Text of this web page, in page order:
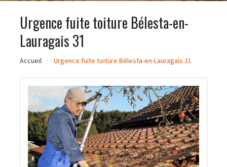
Urgence fuite toiture Bélesta-en-
Lauragais 31
Accueil Urgence fuite toiture Bélesta-en-Lauragais 31